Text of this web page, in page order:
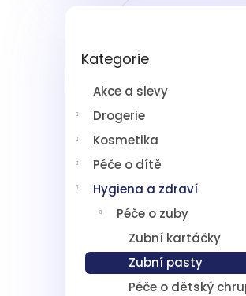
kategorie
Kategorie
Akce a slevy
Drogerie
Kosmetika
Péče o dítě
Hygiena a zdraví
Péče o zuby
Zubní kartáčky
Zubní pasty
Péče o dětský